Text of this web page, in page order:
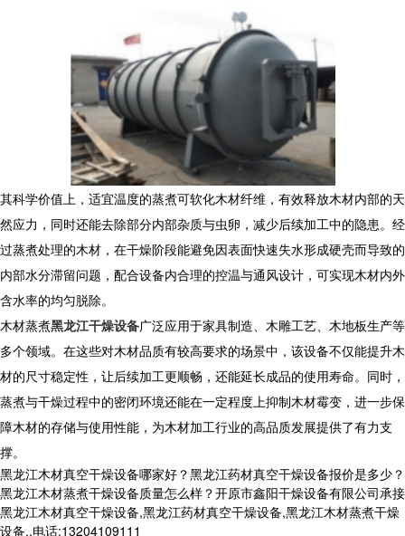
其科学价值上，适宜温度的蒸煮可软化木材纤维，有效释放木材内部的天
然应力，同时还能去除部分内部杂质与虫卵，减少后续加工中的隐患。经
过蒸煮处理的木材，在干燥阶段能避免因表面快速失水形成硬壳而导致的
内部水分滞留问题，配合设备内合理的控温与通风设计，可实现木材内外
含水率的均匀脱除。
木材蒸煮黑龙江干燥设备广泛应用于家具制造、木雕工艺、木地板生产等
多个领域。在这些对木材品质有较高要求的场景中，该设备不仅能提升木
材的尺寸稳定性，让后续加工更顺畅，还能延长成品的使用寿命。同时，
蒸煮与干燥过程中的密闭环境还能在一定程度上抑制木材霉变，进一步保
障木材的存储与使用性能，为木材加工行业的高品质发展提供了有力支
撑。
黑龙江木材真空干燥设备哪家好？黑龙江药材真空干燥设备报价是多少？
黑龙江木材蒸煮干燥设备质量怎么样？开原市鑫阳干燥设备有限公司承接
黑龙江木材真空干燥设备,黑龙江药材真空干燥设备,黑龙江木材蒸煮干燥
设备,,电话:13204109111